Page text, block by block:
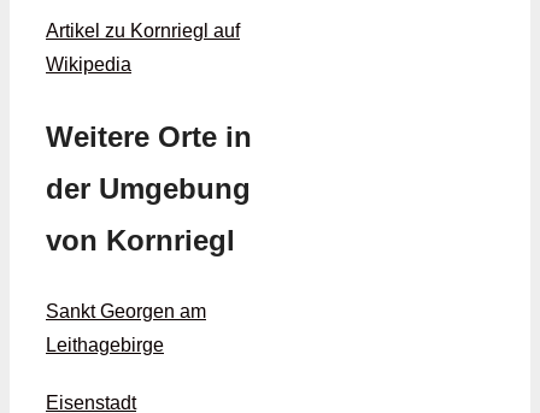
Artikel zu Kornriegl auf
Wikipedia
Weitere Orte in
der Umgebung
von Kornriegl
Sankt Georgen am
Leithagebirge
Eisenstadt